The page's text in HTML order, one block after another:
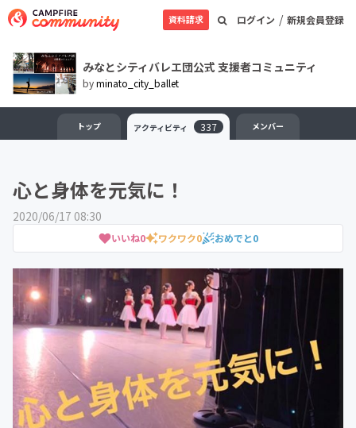
ログイン / 新規会員登録
資料請求
みなとシティバレエ団公式 支援者コミュニティ
byminato_city_ballet
トップ アクティビティ 337 メンバー
心と身体を元気に！
2020/06/17 08:30
いいね0 ワクワク0 おめでと0